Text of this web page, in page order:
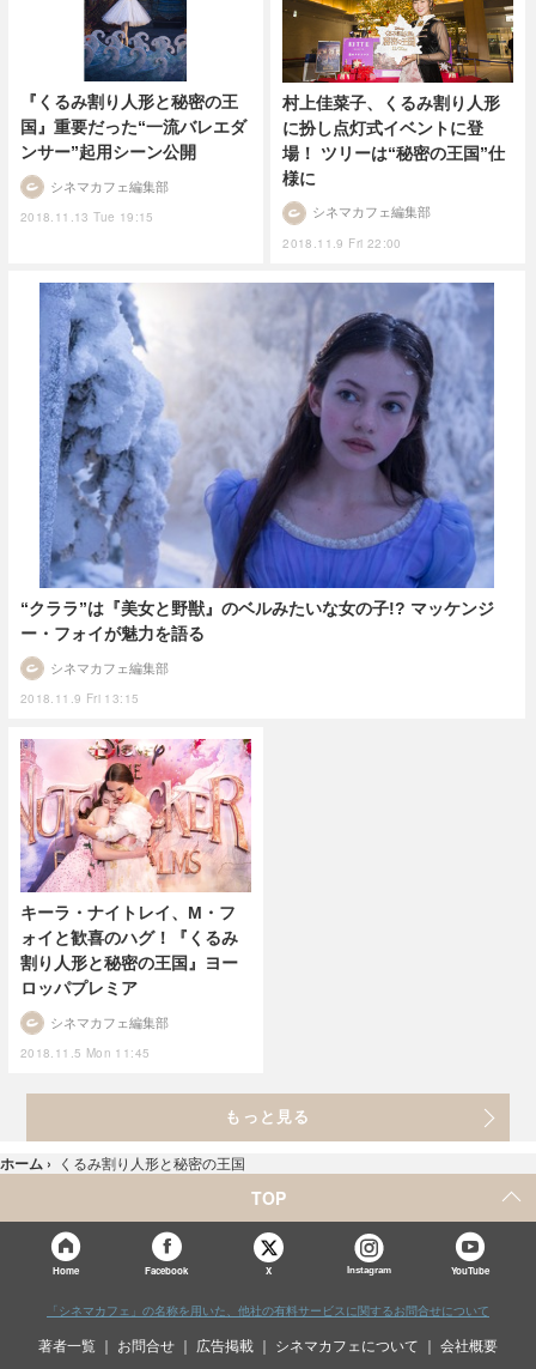
『くるみ割り人形と秘密の王
国』重要だった“一流バレエダ
ンサー”起用シーン公開
2018.11.13 Tue 19:15
シネマカフェ編集部
村上佳菜子、くるみ割り人形
に扮し点灯式イベントに登
場！ ツリーは“秘密の王国”仕
様に
2018.11.9 Fri 22:00
シネマカフェ編集部
“クララ”は『美女と野獣』のベルみたいな女の子!? マッケンジ
ー・フォイが魅力を語る
2018.11.9 Fri 13:15
シネマカフェ編集部
キーラ・ナイトレイ、M・フ
ォイと歓喜のハグ！『くるみ
割り人形と秘密の王国』ヨー
ロッパプレミア
2018.11.5 Mon 11:45
シネマカフェ編集部
もっと見る
ホーム › くるみ割り人形と秘密の王国
TOP
Home Facebook X Instagram YouTube
「シネマカフェ」の名称を用いた、他社の有料サービスに関するお問合せについて
著者一覧 お問合せ 広告掲載 シネマカフェについて 会社概要